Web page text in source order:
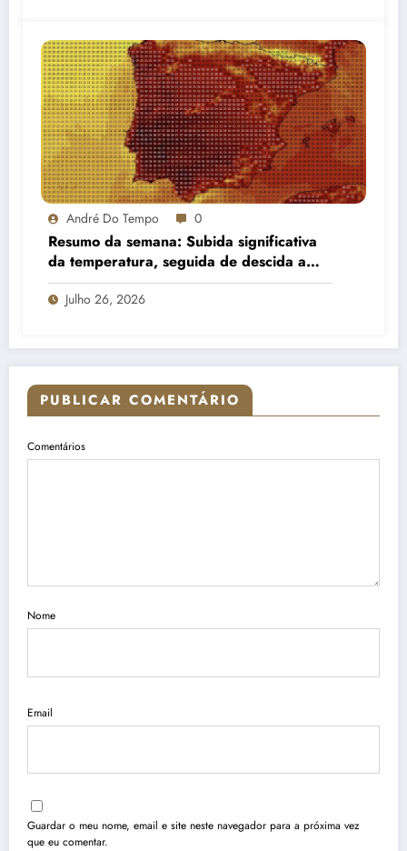
André Do Tempo 0
Resumo da semana: Subida significativa
da temperatura, seguida de descida a
partir do meio da semana e aumento de
nebulosidade
Julho 26, 2026
PUBLICAR COMENTÁRIO
Comentários
Nome
Email
Guardar o meu nome, email e site neste navegador para a próxima vez
que eu comentar.